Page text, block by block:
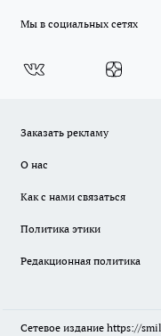
Мы в социальных сетях
Заказать рекламу
О нас
Как с нами связаться
Политика этики
Редакционная политика
Сетевое издание https://